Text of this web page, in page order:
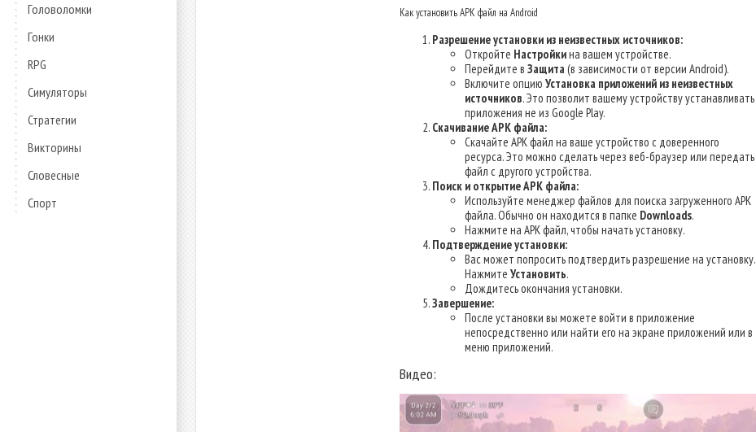
Головоломки
Гонки
RPG
Симуляторы
Стратегии
Викторины
Словесные
Спорт
Как установить APK файл на Android
Разрешение установки из неизвестных источников:
Откройте Настройкина вашем устройстве.
Перейдите в Защита(в зависимости от версии Android).
Включите опцию Установка приложений из неизвестных
источников. Это позволит вашему устройству устанавливать
приложения не из Google Play.
Скачивание APK файла:
Скачайте APK файл на ваше устройство с доверенного
ресурса. Это можно сделать через веб-браузер или передать
файл с другого устройства.
Поиск и открытие APK файла:
Используйте менеджер файлов для поиска загруженного APK
файла. Обычно он находится в папке Downloads.
Нажмите на APK файл, чтобы начать установку.
Подтверждение установки:
Вас может попросить подтвердить разрешение на установку.
Нажмите Установить.
Дождитесь окончания установки.
Завершение:
После установки вы можете войти в приложение
непосредственно или найти его на экране приложений или в
меню приложений.
Видео: